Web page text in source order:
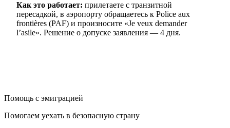
Как это работает: прилетаете с транзитной
пересадкой, в аэропорту обращаетесь к Police aux
frontières (PAF) и произносите «Je veux demander
l’asile». Решение о допуске заявления — 4 дня.
Помощь с эмиграцией
Помогаем уехать в безопасную страну